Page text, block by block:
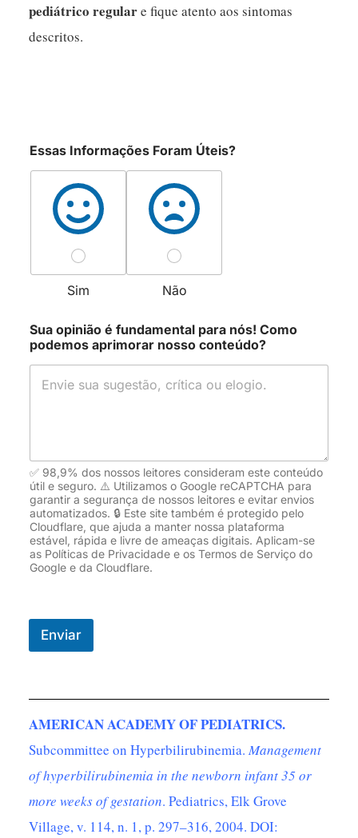
pediátrico regulare fique atento aos sintomas
descritos.
Essas Informações Foram Úteis?
Sim Não
Sua opinião é fundamental para nós! Como
podemos aprimorar nosso conteúdo?
✅ 98,9% dos nossos leitores consideram este conteúdo
útil e seguro. ⚠️ Utilizamos o Google reCAPTCHA para
garantir a segurança de nossos leitores e evitar envios
automatizados. 🔒 Este site também é protegido pelo
Cloudflare, que ajuda a manter nossa plataforma
estável, rápida e livre de ameaças digitais. Aplicam-se
as Políticas de Privacidade e os Termos de Serviço do
Google e da Cloudflare.
Enviar
AMERICAN ACADEMY OF PEDIATRICS.
Subcommittee on Hyperbilirubinemia.Management
of hyperbilirubinemia in the newborn infant 35 or
more weeks of gestation. Pediatrics, Elk Grove
Village, v. 114, n. 1, p. 297–316, 2004. DOI: